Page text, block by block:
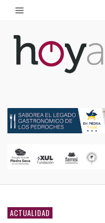
ACTUALIDAD